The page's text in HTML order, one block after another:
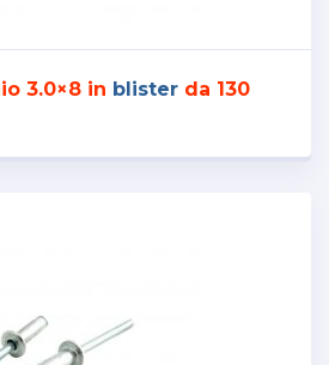
3.0×8 in blisterda 130